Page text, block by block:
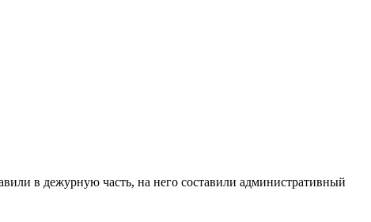
в дежурную часть, на него составили административный